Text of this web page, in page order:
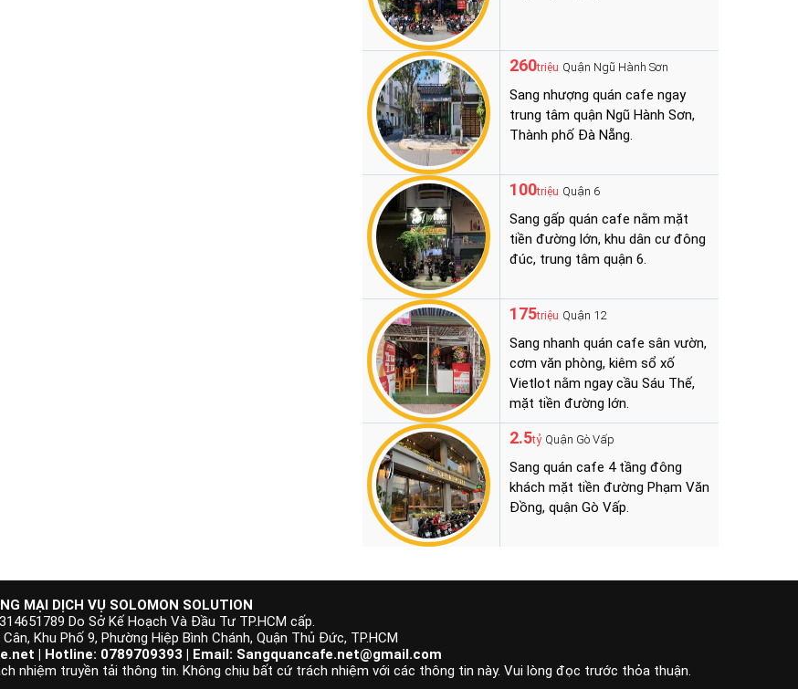
260triệu Quận Ngũ Hành Sơn
Sang nhượng quán cafe ngay
trung tâm quận Ngũ Hành Sơn,
Thành phố Đà Nẵng.
100triệu Quận 6
Sang gấp quán cafe nằm mặt
tiền đường lớn, khu dân cư đông
đúc, trung tâm quận 6.
175triệu Quận 12
Sang nhanh quán cafe sân vườn,
cơm văn phòng, kiêm sổ xố
Vietlot nằm ngay cầu Sáu Thế,
mặt tiền đường lớn.
2.5tỷ Quận Gò Vấp
Sang quán cafe 4 tầng đông
khách mặt tiền đường Phạm Văn
Đồng, quận Gò Vấp.
MẠI DỊCH VỤ SOLOMON SOLUTION
Do Sở Kế Hoạch Và Đầu Tư TP.HCM cấp.
Khu Phố 9, Phường Hiệp Bình Chánh, Quận Thủ Đức, TP.HCM
| Hotline: 0789709393 | Email: Sangquancafe.net@gmail.com
nhiệm truyền tải thông tin. Không chịu bất cứ trách nhiệm với các thông tin này. Vui lòng đọc trước thỏa thuận.